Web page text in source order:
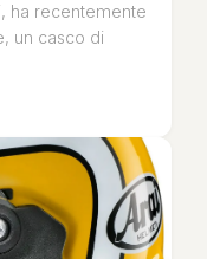
ha recentemente
un casco di